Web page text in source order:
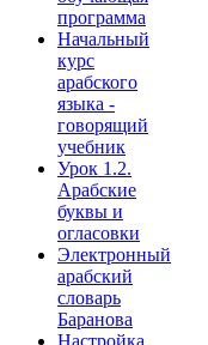
программа
Начальный
курс
арабского
языка -
говорящий
учебник
Урок 1.2.
Арабские
буквы и
огласовки
Электронный
арабский
словарь
Баранова
Настройка